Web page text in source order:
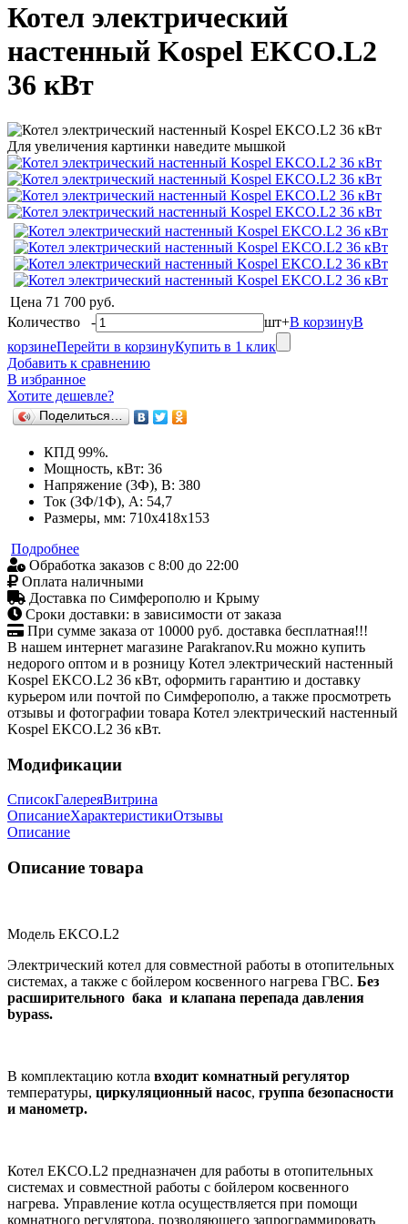
Котел электрический
настенный Kospel EKCO.L2
36 кВт
Для увеличения картинки наведите мышкой
Цена 71 700 руб.
Количество - шт+В корзинуВ
корзинеПерейти в корзинуКупить в 1 клик
Добавить к сравнению
В избранное
Хотите дешевле?
Поделиться…
КПД 99%.
Мощность, кВт: 36
Напряжение (3Ф), В: 380
Ток (3Ф/1Ф), А: 54,7
Размеры, мм: 710х418х153
Подробнее
Обработка заказов с 8:00 до 22:00
Оплата наличными
Доставка по Симферополю и Крыму
Сроки доставки: в зависимости от заказа
При сумме заказа от 10000 руб. доставка бесплатная!!!
В нашем интернет магазине Parakranov.Ru можно купить
недорого оптом и в розницу Котел электрический настенный
Kospel EKCO.L2 36 кВт, оформить гарантию и доставку
курьером или почтой по Симферополю, а также просмотреть
отзывы и фотографии товара Котел электрический настенный
Kospel EKCO.L2 36 кВт.
Модификации
СписокГалереяВитрина
ОписаниеХарактеристикиОтзывы
Описание
Описание товара
Модель EKCO.L2
Электрический котел для совместной работы в отопительных
системах, а также с бойлером косвенного нагрева ГВС. Без
расширительного бака и клапана перепада давления
bypass.
В комплектацию котла входит комнатный регулятор
температуры, циркуляционный насос, группа безопасности
и манометр.
Котел EKCO.L2 предназначен для работы в отопительных
системах и совместной работы с бойлером косвенного
нагрева. Управление котла осуществляется при помощи
комнатного регулятора, позволяющего запрограммировать